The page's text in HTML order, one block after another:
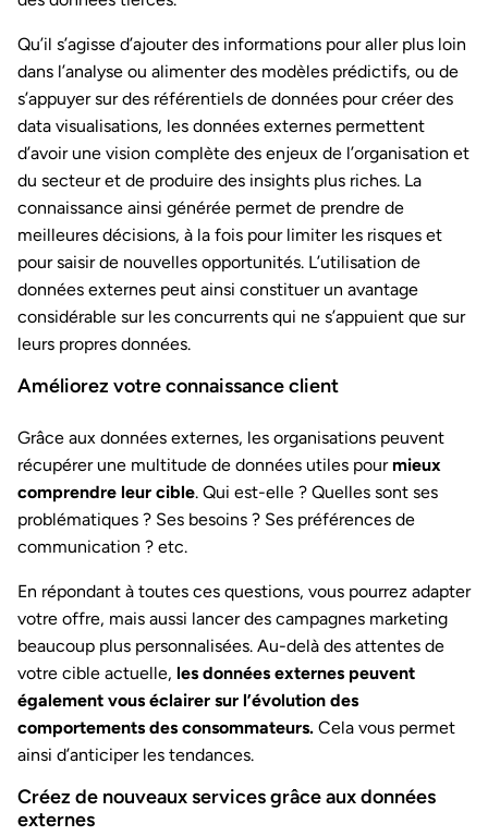
Qu’il s’agisse d’ajouter des informations pour aller plus loin
dans l’analyse ou alimenter des modèles prédictifs, ou de
s’appuyer sur des référentiels de données pour créer des
data visualisations, les données externes permettent
d’avoir une vision complète des enjeux de l’organisation et
du secteur et de produire des insights plus riches. La
connaissance ainsi générée permet de prendre de
meilleures décisions, à la fois pour limiter les risques et
pour saisir de nouvelles opportunités. L’utilisation de
données externes peut ainsi constituer un avantage
considérable sur les concurrents qui ne s’appuient que sur
leurs propres données.
Améliorez votre connaissance client
Grâce aux données externes, les organisations peuvent
récupérer une multitude de données utiles pourmieux
comprendre leur cible. Qui est-elle ? Quelles sont ses
problématiques ? Ses besoins ? Ses préférences de
communication ? etc.
En répondant à toutes ces questions, vous pourrez adapter
votre offre, mais aussi lancer des campagnes marketing
beaucoup plus personnalisées. Au-delà des attentes de
votre cible actuelle, les données externes peuvent
également vous éclairer sur l’évolution des
comportements des consommateurs. Cela vous permet
ainsi d’anticiper les tendances.
Créez de nouveaux services grâce aux données
externes